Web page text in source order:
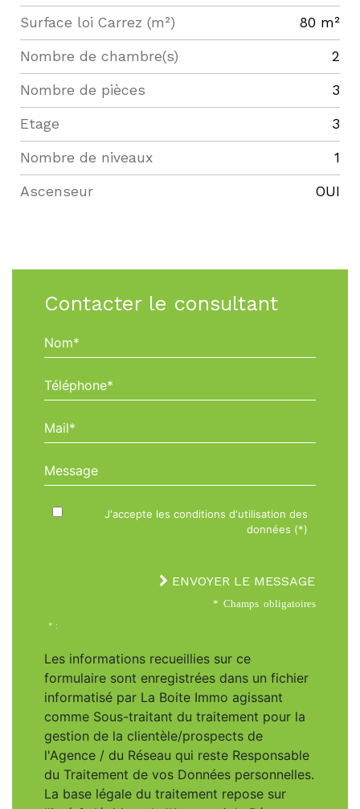
Surface loi Carrez (m²) 80 m²
Nombre de chambre(s) 2
Nombre de pièces 3
Etage 3
Nombre de niveaux 1
Ascenseur OUI
Contacter le consultant
Nom*
Téléphone*
Mail*
Message
J'accepte les conditions d'utilisation des
données (*)
ENVOYER LE MESSAGE
* Champs obligatoires
* :
Les informations recueillies sur ce
formulaire sont enregistrées dans un fichier
informatisé par La Boite Immo agissant
comme Sous-traitant du traitement pour la
gestion de la clientèle/prospects de
l'Agence / du Réseau qui reste Responsable
du Traitement de vos Données personnelles.
La base légale du traitement repose sur